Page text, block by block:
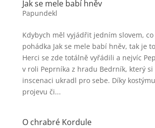
Jak se mele babí hněv
Papundekl
Kdybych měl vyjádřit jedním slovem,
pohádka Jak se mele babí hněv, tak je
Herci se zde totálně vyřádili a nejvíc
v roli Peprníka z hradu Bedrník, který si
inscenaci ukradl pro sebe. Díky
projevu či...
O chrabré Kordule